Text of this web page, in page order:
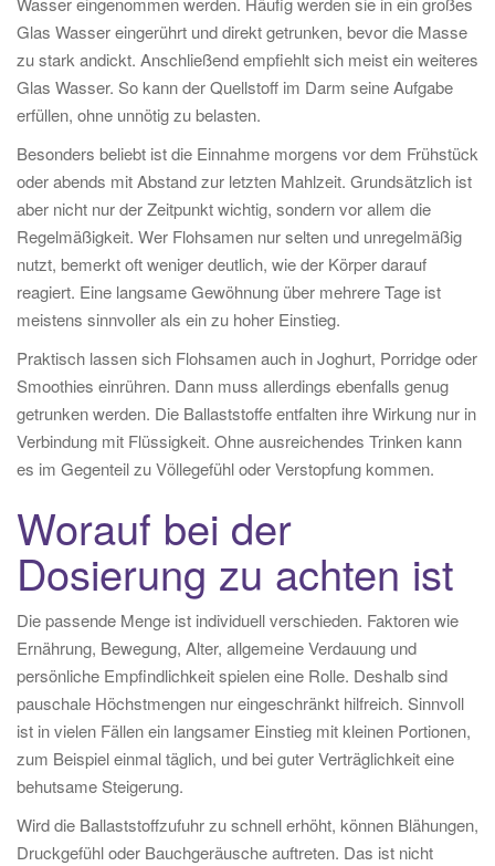
Glas Wasser eingerührt und direkt getrunken, bevor die Masse
zu stark andickt. Anschließend empfiehlt sich meist ein weiteres
Glas Wasser. So kann der Quellstoff im Darm seine Aufgabe
erfüllen, ohne unnötig zu belasten.
Besonders beliebt ist die Einnahme morgens vor dem Frühstück
oder abends mit Abstand zur letzten Mahlzeit. Grundsätzlich ist
aber nicht nur der Zeitpunkt wichtig, sondern vor allem die
Regelmäßigkeit. Wer Flohsamen nur selten und unregelmäßig
nutzt, bemerkt oft weniger deutlich, wie der Körper darauf
reagiert. Eine langsame Gewöhnung über mehrere Tage ist
meistens sinnvoller als ein zu hoher Einstieg.
Praktisch lassen sich Flohsamen auch in Joghurt, Porridge oder
Smoothies einrühren. Dann muss allerdings ebenfalls genug
getrunken werden. Die Ballaststoffe entfalten ihre Wirkung nur in
Verbindung mit Flüssigkeit. Ohne ausreichendes Trinken kann
es im Gegenteil zu Völlegefühl oder Verstopfung kommen.
Worauf bei der
Dosierung zu achten ist
Die passende Menge ist individuell verschieden. Faktoren wie
Ernährung, Bewegung, Alter, allgemeine Verdauung und
persönliche Empfindlichkeit spielen eine Rolle. Deshalb sind
pauschale Höchstmengen nur eingeschränkt hilfreich. Sinnvoll
ist in vielen Fällen ein langsamer Einstieg mit kleinen Portionen,
zum Beispiel einmal täglich, und bei guter Verträglichkeit eine
behutsame Steigerung.
Wird die Ballaststoffzufuhr zu schnell erhöht, können Blähungen,
Druckgefühl oder Bauchgeräusche auftreten. Das ist nicht